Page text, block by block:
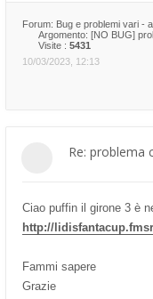
Forum: Bug e problemi vari -
Argomento: [NO BUG]
Visite : 5431
10/03/2023, 12:13
Re: problema
Ciao puffin il girone 3 è
http://
Fammi sapere
Grazie